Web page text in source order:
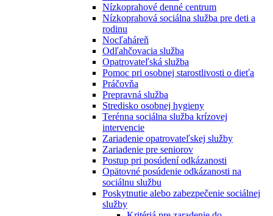
Nízkoprahové denné centrum
Nízkoprahová sociálna služba pre deti a
rodinu
Nocľaháreň
Odľahčovacia služba
Opatrovateľská služba
Pomoc pri osobnej starostlivosti o dieťa
Práčovňa
Prepravná služba
Stredisko osobnej hygieny
Terénna sociálna služba krízovej
intervencie
Zariadenie opatrovateľskej služby
Zariadenie pre seniorov
Postup pri posúdení odkázanosti
Opätovné posúdenie odkázanosti na
sociálnu službu
Poskytnutie alebo zabezpečenie sociálnej
služby